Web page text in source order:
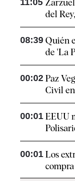
del
08:39 Quién
de 'La
00:02 Paz
Civil
00:01 EEUU
00:01 Los